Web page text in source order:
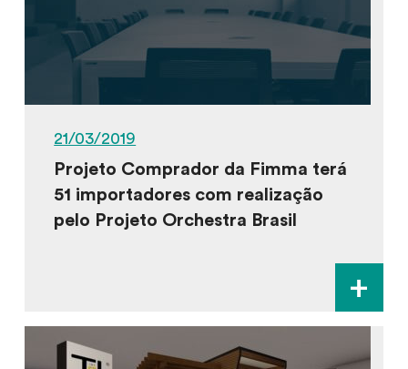
21/03/2019
Projeto Comprador da Fimma terá
51 importadores com realização
pelo Projeto Orchestra Brasil
+